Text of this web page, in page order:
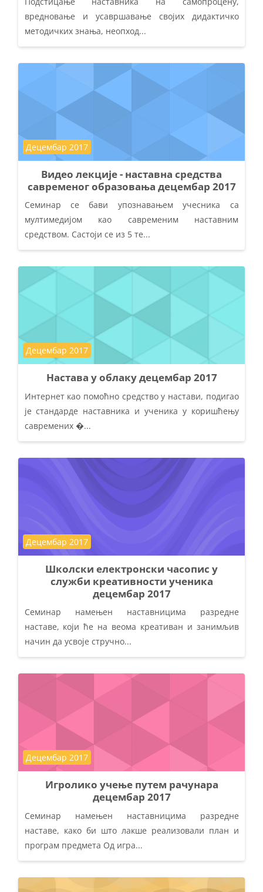
вредновање и усавршавање својих дидактичко
методичких знања, неопход...
Видео лекције - наставна средства
савременог образовања децембар 2017
Course category
Децембар 2017
Семинар се бави упознавањем учесника са
мултимедијом као савременим наставним
средством. Састоји се из 5 те...
Настава у облаку децембар 2017
Course category
Децембар 2017
Интернет као помоћно средство у настави, подигао
је стандарде наставника и ученика у коришћењу
савремених �...
Школски електронски часопис у
служби креативности ученика
децембар 2017
Course category
Децембар 2017
Семинар намењен наставницима разредне
наставе, који ће на веома креативан и занимљив
начин да усвоје стручно...
Игролико учење путем рачунара
децембар 2017
Course category
Децембар 2017
Семинар намењен наставницима разредне
наставе, како би што лакше реализовали план и
програм предмета Од игра...